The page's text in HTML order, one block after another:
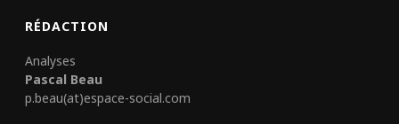
RÉDACTION
Analyses
Pascal Beau
p.beau(at)espace-social.com